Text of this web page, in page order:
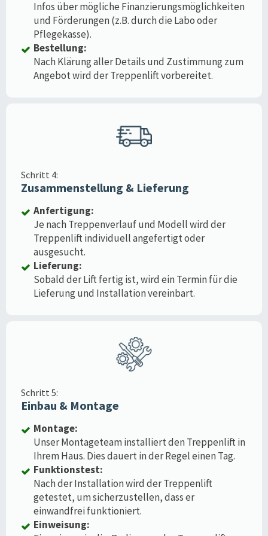
Infos über mögliche Finanzierungsmöglichkeiten
und Förderungen (z.B. durch die Labo oder
Pflegekasse).
Bestellung:
Nach Klärung aller Details und Zustimmung zum
Angebot wird der Treppenlift vorbereitet.
Schritt 4:
Zusammenstellung & Lieferung
Anfertigung:
Je nach Treppenverlauf und Modell wird der
Treppenlift individuell angefertigt oder
ausgesucht.
Lieferung:
Sobald der Lift fertig ist, wird ein Termin für die
Lieferung und Installation vereinbart.
Schritt 5:
Einbau & Montage
Montage:
Unser Montageteam installiert den Treppenlift in
Ihrem Haus. Dies dauert in der Regel einen Tag.
Funktionstest:
Nach der Installation wird der Treppenlift
getestet, um sicherzustellen, dass er
einwandfrei funktioniert.
Einweisung: